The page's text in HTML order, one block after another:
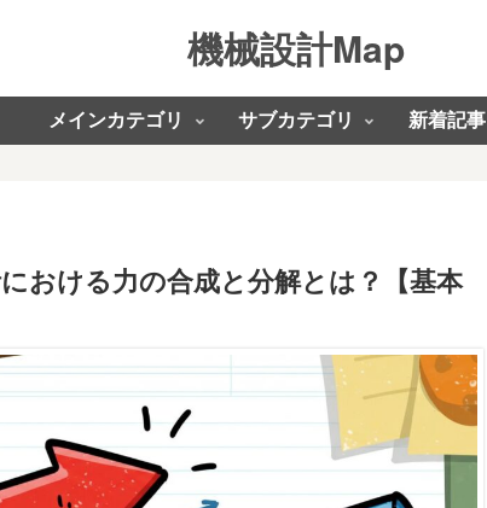
機械設計Map
メインカテゴリ サブカテゴリ 新着記事
おける力の合成と分解とは？【基本